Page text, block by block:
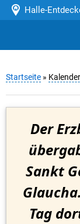
Halle-
Startseite »
Der
Sankt
Tag